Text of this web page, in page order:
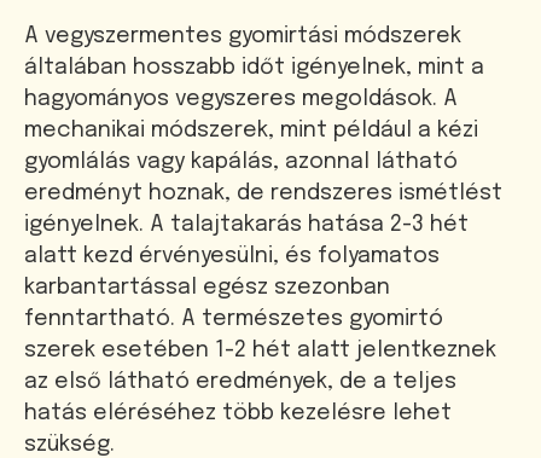
A vegyszermentes gyomirtási módszerek
általában hosszabb időt igényelnek, mint a
hagyományos vegyszeres megoldások. A
mechanikai módszerek, mint például a kézi
gyomlálás vagy kapálás, azonnal látható
eredményt hoznak, de rendszeres ismétlést
igényelnek. A talajtakarás hatása 2-3 hét
alatt kezd érvényesülni, és folyamatos
karbantartással egész szezonban
fenntartható. A természetes gyomirtó
szerek esetében 1-2 hét alatt jelentkeznek
az első látható eredmények, de a teljes
hatás eléréséhez több kezelésre lehet
szükség.